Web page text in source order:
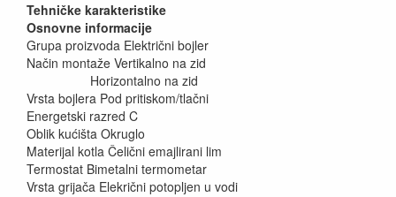
Tehničke karakteristike
Osnovne informacije
Grupa proizvoda Električni bojler
Način montaže Vertikalno na zid
Horizontalno na zid
Vrsta bojlera Pod pritiskom/tlačni
Energetski razred C
Oblik kućišta Okruglo
Materijal kotla Čelični emajlirani lim
Termostat Bimetalni termometar
Vrsta grijača Elekrični potopljen u vodi